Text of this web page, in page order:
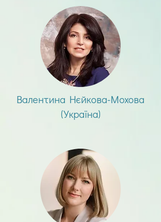
Валентина Нєйкова-Мохова
(Україна)